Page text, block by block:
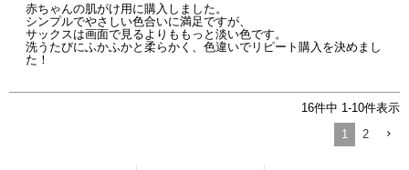
赤ちゃんの肌がけ用に購入しました。
シンプルでやさしい色合いに満足ですが、
サックスは画面で見るよりももっと淡い色です。
洗うたびにふかふかと柔らかく、色違いでリピート購入を決めまし
た！
16件中 1-10件表示
1
2